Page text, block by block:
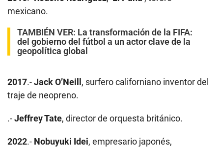
mexicano.
TAMBIÉN VER: La transformación de la FIFA:
del gobierno del fútbol a un actor clave de la
geopolítica global
2017.-Jack O’Neill , surfero californiano inventor del
traje de neopreno.
.-Jeffrey Tate, director de orquesta británico.
2022.- Nobuyuki Idei, empresario japonés,